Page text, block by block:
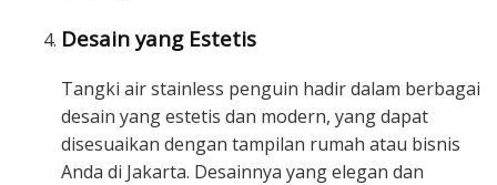
Desain yang Estetis
Tangki air stainless penguin hadir dalam berbagai
desain yang estetis dan modern, yang dapat
disesuaikan dengan tampilan rumah atau bisnis
Anda di Jakarta. Desainnya yang elegan dan